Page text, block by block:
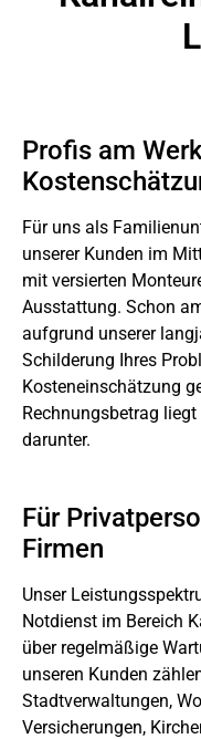
Profis am
Für uns als
unserer Kunden im
mit versierten
Ausstattung. Schon
aufgrund unserer
Schilderung Ihres
Kosteneinschätzung
Rechnungsbetrag
darunter.
Für
Firmen
Unser
Notdienst im Bereich
über regelmäßige
unseren Kunden
Stadtverwaltungen,
Versicherungen,